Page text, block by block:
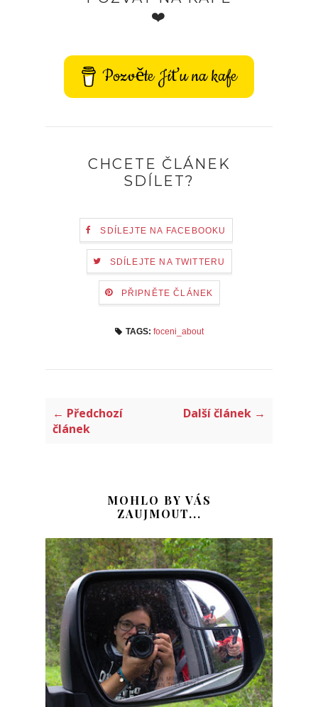
❤️
Pozvěte Jíťu na kafe
CHCETE ČLÁNEK
SDÍLET?
SDÍLEJTE NA FACEBOOKU
SDÍLEJTE NA TWITTERU
PŘIPNĚTE ČLÁNEK
TAGS: foceni_about
← Předchozí
článek
Další článek →
MOHLO BY VÁS
ZAUJMOUT...